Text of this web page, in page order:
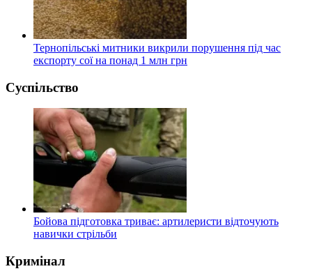
Тернопільські митники викрили порушення під час
експорту сої на понад 1 млн грн
Суспільство
Бойова підготовка триває: артилеристи відточують
навички стрільби
Кримінал